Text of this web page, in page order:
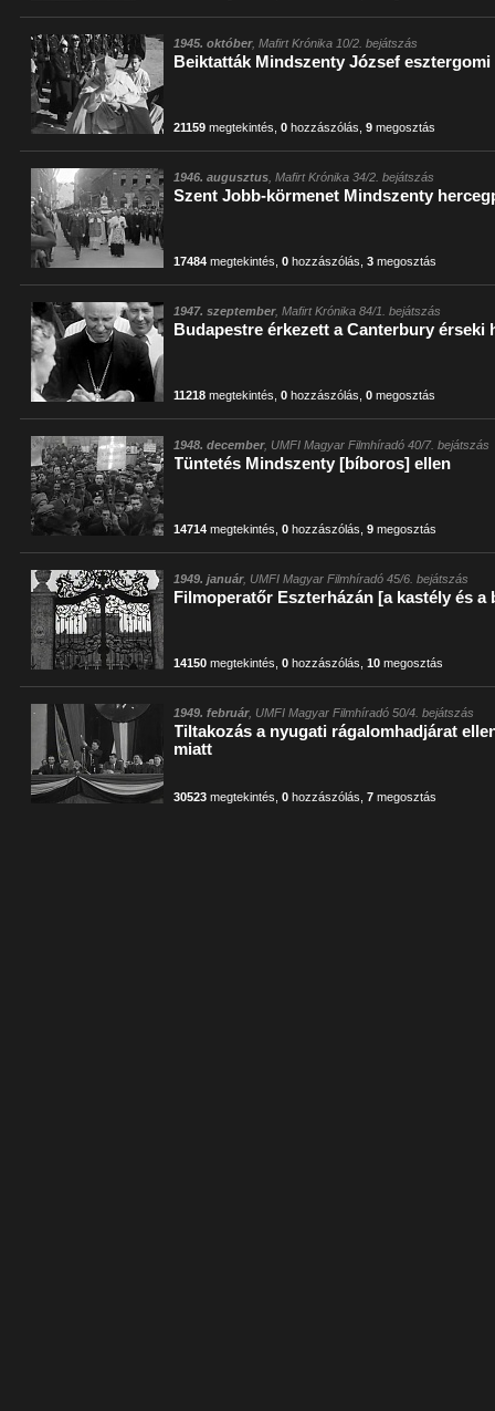
1945. október, Mafirt Krónika 10/2. bejátszás
Beiktatták Mindszenty József esztergomi
21159 megtekintés ,0 hozzászólás ,9 megosztás
1946. augusztus , Mafirt Krónika 34/2. bejátszás
Szent Jobb-körmenet Mindszenty
17484 megtekintés ,0 hozzászólás ,3 megosztás
1947. szeptember, Mafirt Krónika 84/1. bejátszás
Budapestre érkezett a Canterbury érseki
11218 megtekintés ,0 hozzászólás ,0 megosztás
1948. december, UMFI Magyar Filmhíradó 40/7. bejátszás
Tüntetés Mindszenty [bíboros] ellen
14714 megtekintés ,0 hozzászólás ,9 megosztás
1949. január, UMFI Magyar Filmhíradó 45/6. bejátszás
Filmoperatőr Eszterházán [a kastély és
14150 megtekintés ,0 hozzászólás ,10 megosztás
1949. február, UMFI Magyar Filmhíradó 50/4. bejátszás
Tiltakozás a nyugati rágalomhadjárat
miatt
30523 megtekintés ,0 hozzászólás ,7 megosztás